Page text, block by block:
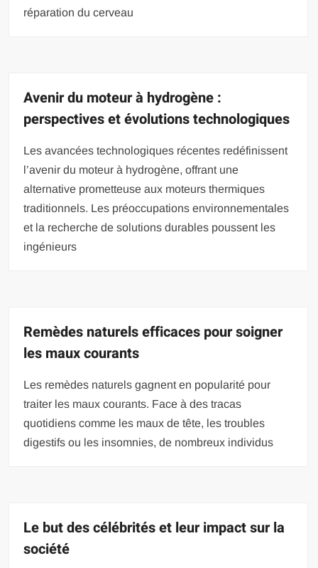
réparation du cerveau
Avenir du moteur à hydrogène :
perspectives et évolutions technologiques
Les avancées technologiques récentes redéfinissent
l’avenir du moteur à hydrogène, offrant une
alternative prometteuse aux moteurs thermiques
traditionnels. Les préoccupations environnementales
et la recherche de solutions durables poussent les
ingénieurs
Remèdes naturels efficaces pour soigner
les maux courants
Les remèdes naturels gagnent en popularité pour
traiter les maux courants. Face à des tracas
quotidiens comme les maux de tête, les troubles
digestifs ou les insomnies, de nombreux individus
Le but des célébrités et leur impact sur la
société